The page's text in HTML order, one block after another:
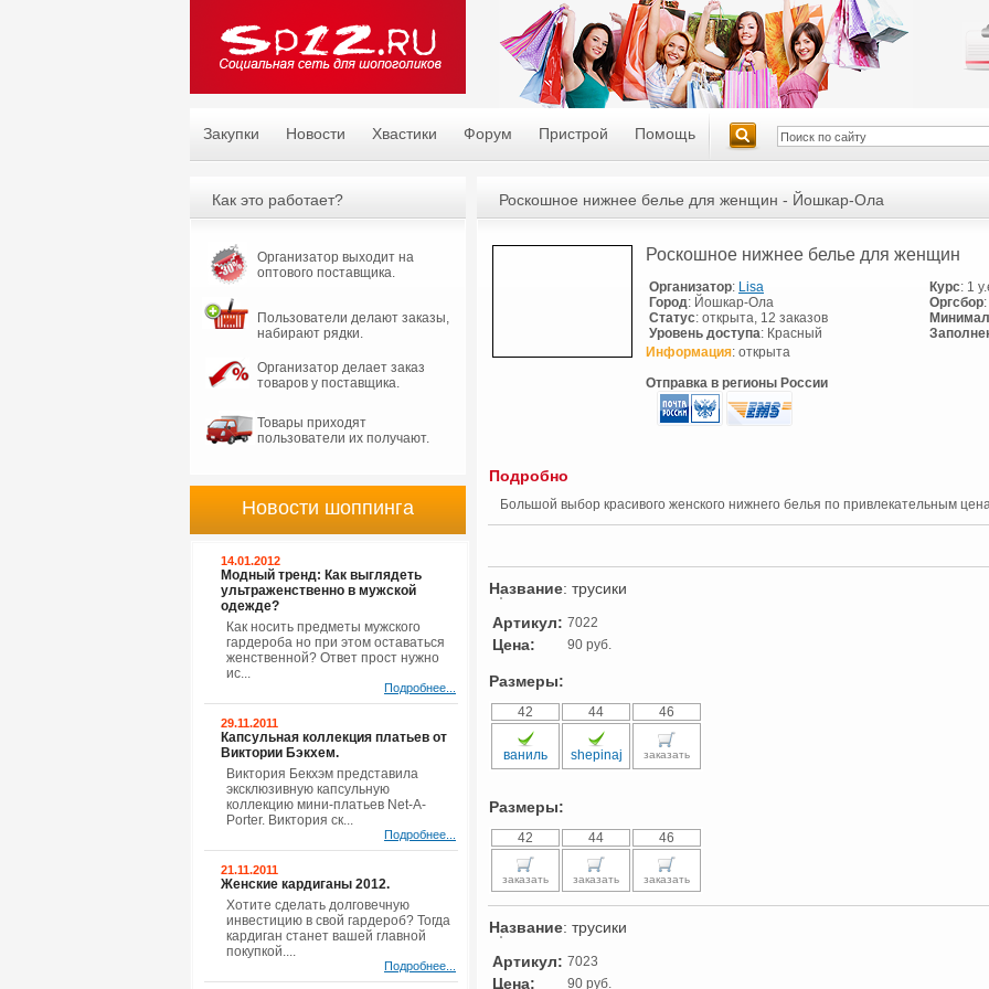
Закупки Новости Хвастики Форум Пристрой Помощь
Роскошное нижнее белье для женщин - Йошкар-Ола
Роскошное нижнее белье для женщин
Организатор: Lisa
Город: Йошкар-Ола
Статус: открыта, 12 заказов
Уровень доступа: Красный
Курс: 1
Оргсбор
Информация: открыта
Отправка в регионы России
Подробно
Большой выбор красивого женского нижнего белья по привлекательным
Название: трусики
Артикул: 7022
Цена: 90 руб.
Размеры:
42 44 46
ваниль shepinaj заказать
Размеры:
42 44 46
заказать заказать заказать
Название: трусики
Артикул: 7023
Цена: 90 руб.
Как это работает?
Организатор выходит на
оптового поставщика.
Пользователи делают заказы,
набирают рядки.
Организатор делает заказ
товаров у поставщика.
Товары приходят
пользователи их получают.
Новости шоппинга
14.01.2012
Модный тренд: Как выглядеть
ультраженственно в мужской
одежде?
Как носить предметы мужского
гардероба но при этом оставаться
женственной? Ответ прост нужно
ис...
Подробнее...
29.11.2011
Капсульная коллекция платьев от
Виктории Бэкхем.
Виктория Бекхэм представила
эксклюзивную капсульную
коллекцию мини-платьев Net-A-
Porter. Виктория ск...
Подробнее...
21.11.2011
Женские кардиганы 2012.
Хотите сделать долговечную
инвестицию в свой гардероб? Тогда
кардиган станет вашей главной
покупкой....
Подробнее...